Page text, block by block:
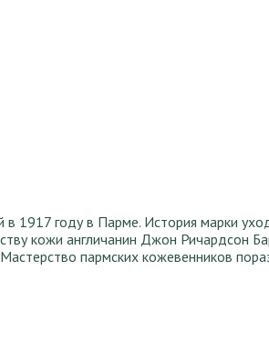
в 1917 году в Парме. История марки
кожи англичанин Джон Ричардсон
пармских кожевенников